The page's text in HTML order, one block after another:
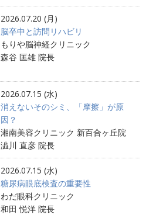
2026.07.20 (月)
脳卒中と訪問リハビリ
もりや脳神経クリニック
森谷 匡雄 院長
2026.07.15 (水)
消えないそのシミ、「摩擦」が原
因？
湘南美容クリニック 新百合ヶ丘院
澁川 直彦 院長
2026.07.15 (水)
糖尿病眼底検査の重要性
わだ眼科クリニック
和田 悦洋 院長